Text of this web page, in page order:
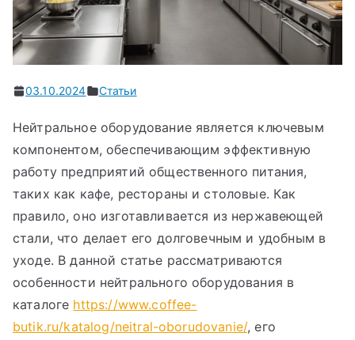
03.10.2024 Статьи
Нейтральное оборудование является ключевым
компонентом, обеспечивающим эффективную
работу предприятий общественного питания,
таких как кафе, рестораны и столовые. Как
правило, оно изготавливается из нержавеющей
стали, что делает его долговечным и удобным в
уходе. В данной статье рассматриваются
особенности нейтрального оборудования в
каталоге https://www.coffee-
butik.ru/katalog/neitral-oborudovanie/, его